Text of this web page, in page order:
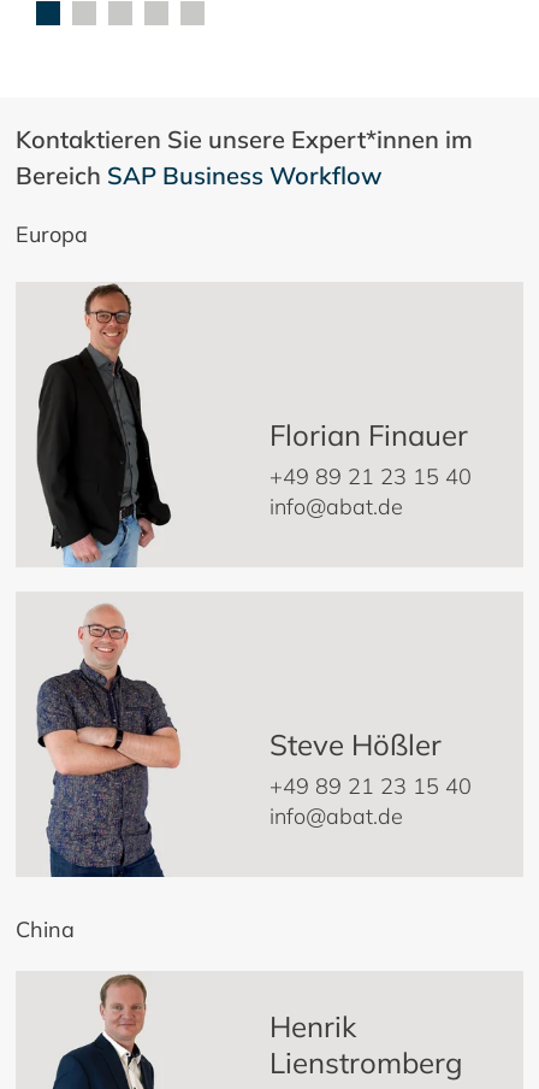
Kontaktieren Sie unsere Expert*innen im
Bereich SAP Business Workflow
Europa
Florian Finauer
+49 89 21 23 15 40
info@abat.de
Steve Hößler
+49 89 21 23 15 40
info@abat.de
China
Henrik
Lienstromberg